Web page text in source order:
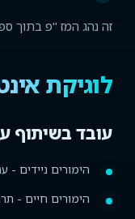
זה נהג המז "פ בתוך
לוגיקת
עובד בשיתוף
הימורים ניידים -
הימורים חיים -